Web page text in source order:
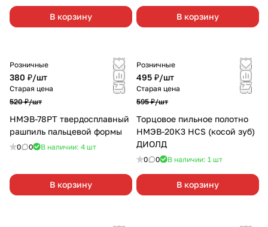
В корзину В корзину
Розничные
380 ₽/шт
Старая цена
520 ₽/шт
НМЭВ-78РТ твердосплавный
рашпиль пальцевой формы
0 0 В наличии: 4 шт
В корзину
Розничные
495 ₽/шт
Старая цена
595 ₽/шт
Торцовое пильное полотно
НМЭВ-20К3 HCS (косой зуб)
ДИОЛД
0 0 В наличии: 1 шт
В корзину